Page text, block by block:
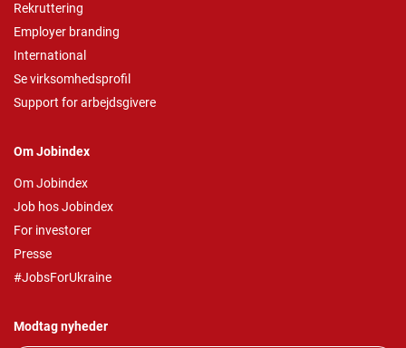
Rekruttering
Employer branding
International
Se virksomhedsprofil
Support for arbejdsgivere
Om Jobindex
Om Jobindex
Job hos Jobindex
For investorer
Presse
#JobsForUkraine
Modtag nyheder